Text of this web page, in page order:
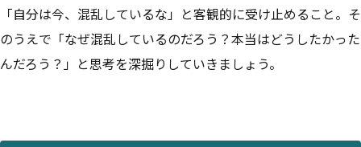
「自分は今、混乱しているな」と客観的に受け止めること。そ
のうえで「なぜ混乱しているのだろう？本当はどうしたかった
んだろう？」と思考を深掘りしていきましょう。